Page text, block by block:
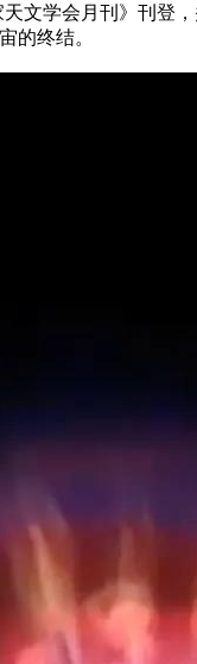
文学会月刊》刊登
的终结。